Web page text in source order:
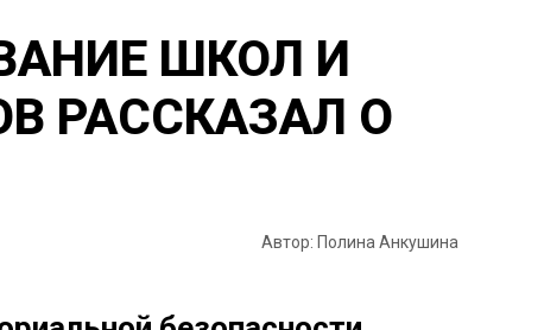
ШКОЛ И
РАССКАЗАЛ О
Автор: Полина Анкушина